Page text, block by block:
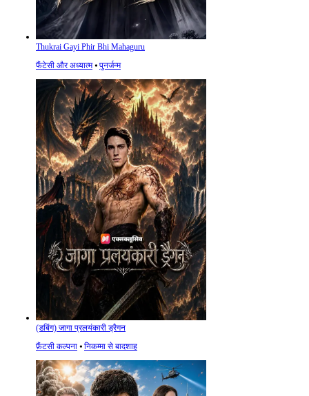
Thukrai Gayi Phir Bhi Mahaguru
फैंटेसी और अध्यात्म⦁ पुनर्जन्म
(डबिंग) जागा प्रलयंकारी ड्रैगन
फ़ैंटसी कल्पना ⦁ निकम्मा से बादशाह